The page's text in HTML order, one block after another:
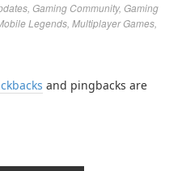
Gaming Community, Gaming
Legends Multiplayer Games
and pingbacks are